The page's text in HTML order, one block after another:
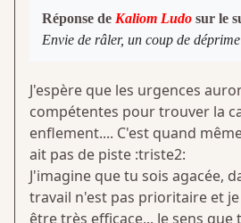
Réponse de Kaliom Ludo sur le
Envie de râler, un coup de
J'espère que les urgences
compétentes pour trouver la
enflement.... C'est quand
ait pas de piste :triste2:
J'imagine que tu sois agacée,
travail n'est pas prioritaire et
être très efficace... Je sens